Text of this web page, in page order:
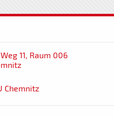
11, Raum 006
Chemnitz